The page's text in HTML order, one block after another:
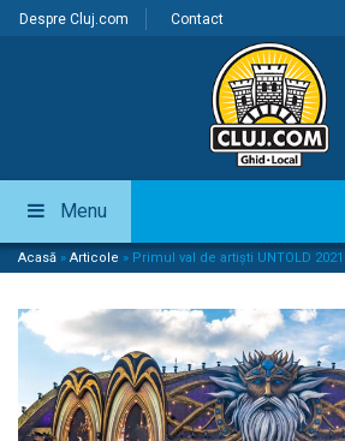
Despre Cluj.com Contact
Menu
Acasă » Articole » Primul val de artiști UNTOLD 2021